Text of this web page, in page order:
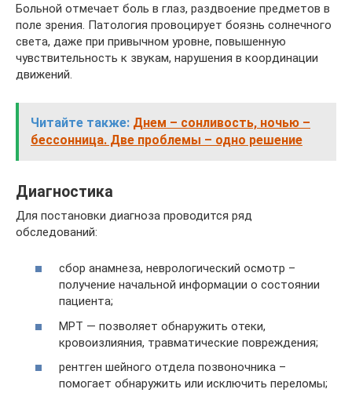
Больной отмечает боль в глаз, раздвоение предметов в
поле зрения. Патология провоцирует боязнь солнечного
света, даже при привычном уровне, повышенную
чувствительность к звукам, нарушения в координации
движений.
Читайте также: Днем – сонливость, ночью –
бессонница. Две проблемы – одно решение
Диагностика
Для постановки диагноза проводится ряд
обследований:
сбор анамнеза, неврологический осмотр –
получение начальной информации о состоянии
пациента;
МРТ — позволяет обнаружить отеки,
кровоизлияния, травматические повреждения;
рентген шейного отдела позвоночника –
помогает обнаружить или исключить переломы;